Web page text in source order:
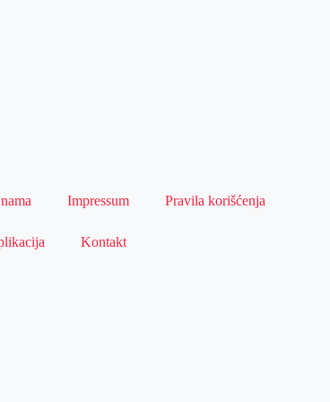
Impressum Pravila korišćenja
Kontakt